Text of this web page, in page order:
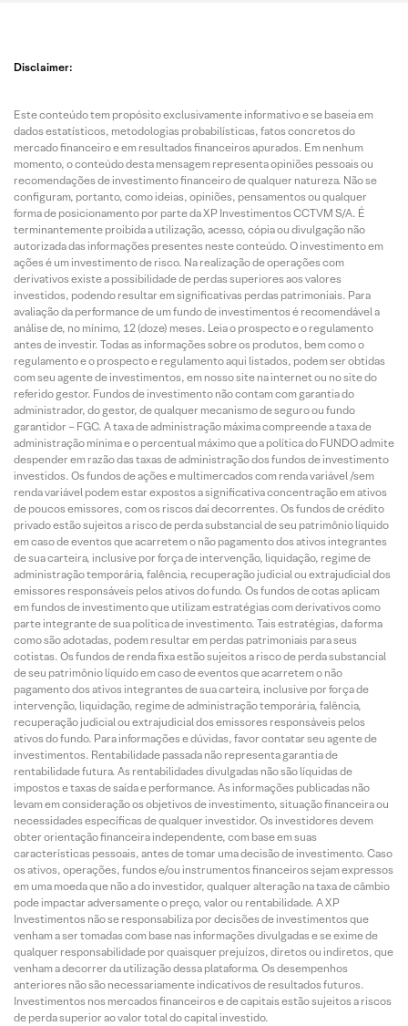
Disclaimer:
Este conteúdo tem propósito exclusivamente informativo e se baseia em
dados estatísticos, metodologias probabilísticas, fatos concretos do
mercado financeiro e em resultados financeiros apurados. Em nenhum
momento, o conteúdo desta mensagem representa opiniões pessoais ou
recomendações de investimento financeiro de qualquer natureza. Não se
configuram, portanto, como ideias, opiniões, pensamentos ou qualquer
forma de posicionamento por parte da XP Investimentos CCTVM S/A. É
terminantemente proibida a utilização, acesso, cópia ou divulgação não
autorizada das informações presentes neste conteúdo. O investimento em
ações é um investimento de risco. Na realização de operações com
derivativos existe a possibilidade de perdas superiores aos valores
investidos, podendo resultar em significativas perdas patrimoniais. Para
avaliação da performance de um fundo de investimentos é recomendável a
análise de, no mínimo, 12 (doze) meses. Leia o prospecto e o regulamento
antes de investir. Todas as informações sobre os produtos, bem como o
regulamento e o prospecto e regulamento aqui listados, podem ser obtidas
com seu agente de investimentos, em nosso site na internet ou no site do
referido gestor. Fundos de investimento não contam com garantia do
administrador, do gestor, de qualquer mecanismo de seguro ou fundo
garantidor – FGC. A taxa de administração máxima compreende a taxa de
administração mínima e o percentual máximo que a política do FUNDO admite
despender em razão das taxas de administração dos fundos de investimento
investidos. Os fundos de ações e multimercados com renda variável /sem
renda variável podem estar expostos a significativa concentração em ativos
de poucos emissores, com os riscos daí decorrentes. Os fundos de crédito
privado estão sujeitos a risco de perda substancial de seu patrimônio líquido
em caso de eventos que acarretem o não pagamento dos ativos integrantes
de sua carteira, inclusive por força de intervenção, liquidação, regime de
administração temporária, falência, recuperação judicial ou extrajudicial dos
emissores responsáveis pelos ativos do fundo. Os fundos de cotas aplicam
em fundos de investimento que utilizam estratégias com derivativos como
parte integrante de sua política de investimento. Tais estratégias, da forma
como são adotadas, podem resultar em perdas patrimoniais para seus
cotistas. Os fundos de renda fixa estão sujeitos a risco de perda substancial
de seu patrimônio líquido em caso de eventos que acarretem o não
pagamento dos ativos integrantes de sua carteira, inclusive por força de
intervenção, liquidação, regime de administração temporária, falência,
recuperação judicial ou extrajudicial dos emissores responsáveis pelos
ativos do fundo. Para informações e dúvidas, favor contatar seu agente de
investimentos. Rentabilidade passada não representa garantia de
rentabilidade futura. As rentabilidades divulgadas não são líquidas de
impostos e taxas de saída e performance. As informações publicadas não
levam em consideração os objetivos de investimento, situação financeira ou
necessidades específicas de qualquer investidor. Os investidores devem
obter orientação financeira independente, com base em suas
características pessoais, antes de tomar uma decisão de investimento. Caso
os ativos, operações, fundos e/ou instrumentos financeiros sejam expressos
em uma moeda que não a do investidor, qualquer alteração na taxa de câmbio
pode impactar adversamente o preço, valor ou rentabilidade. A XP
Investimentos não se responsabiliza por decisões de investimentos que
venham a ser tomadas com base nas informações divulgadas e se exime de
qualquer responsabilidade por quaisquer prejuízos, diretos ou indiretos, que
venham a decorrer da utilização dessa plataforma. Os desempenhos
anteriores não são necessariamente indicativos de resultados futuros.
Investimentos nos mercados financeiros e de capitais estão sujeitos a riscos
de perda superior ao valor total do capital investido.